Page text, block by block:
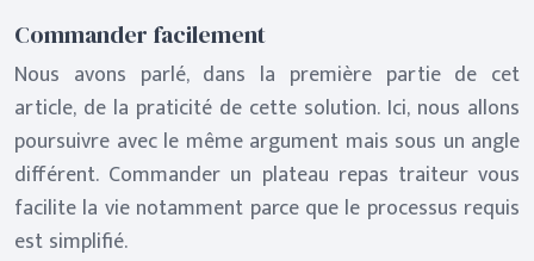
Commander facilement
Nous avons parlé, dans la première partie de cet
article, de la praticité de cette solution. Ici, nous allons
poursuivre avec le même argument mais sous un angle
différent. Commander un plateau repas traiteur vous
facilite la vie notamment parce que le processus requis
est simplifié.